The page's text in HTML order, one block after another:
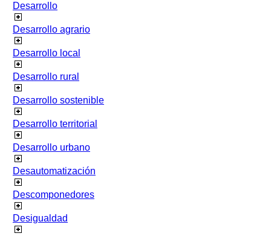
Desarrollo
Desarrollo agrario
Desarrollo local
Desarrollo rural
Desarrollo sostenible
Desarrollo territorial
Desarrollo urbano
Desautomatización
Descomponedores
Desigualdad